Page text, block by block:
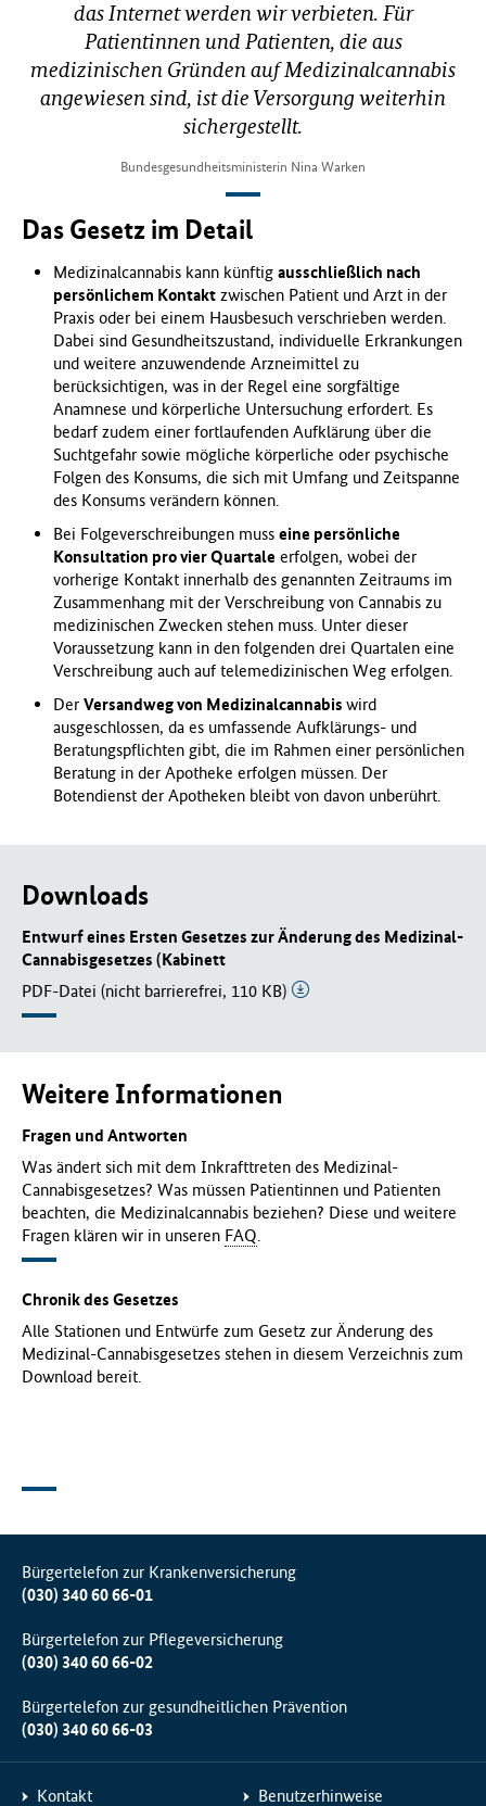
das Internet werden wir verbieten. Für
Patientinnen und Patienten, die aus
medizinischen Gründen auf Medizinalcannabis
angewiesen sind, ist die Versorgung weiterhin
sichergestellt.
Bundesgesundheitsministerin Nina Warken
Das Gesetz im Detail
Medizinalcannabis kann künftig ausschließlich nach
persönlichem Kontaktzwischen Patient und Arzt in der
Praxis oder bei einem Hausbesuch verschrieben werden.
Dabei sind Gesundheitszustand, individuelle Erkrankungen
und weitere anzuwendende Arzneimittel zu
berücksichtigen, was in der Regel eine sorgfältige
Anamnese und körperliche Untersuchung erfordert. Es
bedarf zudem einer fortlaufenden Aufklärung über die
Suchtgefahr sowie mögliche körperliche oder psychische
Folgen des Konsums, die sich mit Umfang und Zeitspanne
des Konsums verändern können.
Bei Folgeverschreibungen muss eine persönliche
Konsultation pro vier Quartale erfolgen, wobei der
vorherige Kontakt innerhalb des genannten Zeitraums im
Zusammenhang mit der Verschreibung von Cannabis zu
medizinischen Zwecken stehen muss. Unter dieser
Voraussetzung kann in den folgenden drei Quartalen eine
Verschreibung auch auf telemedizinischen Weg erfolgen.
Der Versandweg von Medizinalcannabis wird
ausgeschlossen, da es umfassende Aufklärungs- und
Beratungspflichten gibt, die im Rahmen einer persönlichen
Beratung in der Apotheke erfolgen müssen. Der
Botendienst der Apotheken bleibt von davon unberührt.
Downloads
Entwurf eines Ersten Gesetzes zur Änderung des Medizinal-
Cannabisgesetzes (Kabinett
PDF-Datei (nicht barrierefrei, 110 KB)
Weitere Informationen
Fragen und Antworten
Was ändert sich mit dem Inkrafttreten des Medizinal-
Cannabisgesetzes? Was müssen Patientinnen und Patienten
beachten, die Medizinalcannabis beziehen? Diese und weitere
Fragen klären wir in unseren FAQ.
Chronik des Gesetzes
Alle Stationen und Entwürfe zum Gesetz zur Änderung des
Medizinal-Cannabisgesetzes stehen in diesem Verzeichnis zum
Download bereit.
Bürgertelefon zur Krankenversicherung
(030) 340 60 66-01
Bürgertelefon zur Pflegeversicherung
(030) 340 60 66-02
Bürgertelefon zur gesundheitlichen Prävention
(030) 340 60 66-03
Kontakt Benutzerhinweise